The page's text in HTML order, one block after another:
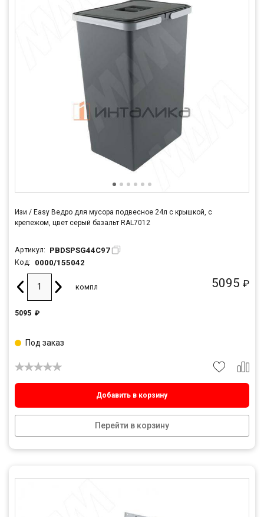
Изи / Easy Ведро для мусора подвесное 24л с крышкой, с
крепежом, цвет серый базальт RAL7012
Артикул: PBDSPSG44C97
Код: 0000/155042
5095 ₽
компл
5095 ₽
Добавить в корзину
Перейти в корзину
Под заказ